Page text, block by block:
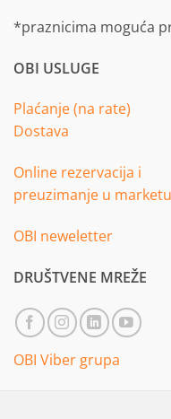
*praznicima moguća
OBI USLUGE
Plaćanje (na rate)
Dostava
Online rezervacija i
preuzimanje u marketu
OBI neweletter
DRUŠTVENE MREŽE
OBI Viber grupa